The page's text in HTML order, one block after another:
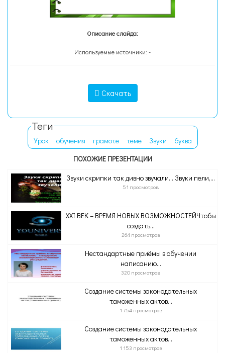
Описание слайда:
Используемые источники: -
Скачать
Теги
Урок обучения грамоте теме Звуки
буква
ПОХОЖИЕ ПРЕЗЕНТАЦИИ
Звуки скрипки так дивно звучали… Звуки пели,...
51 просмотров
ХХI ВЕК – ВРЕМЯ НОВЫХ ВОЗМОЖНОСТЕЙЧтобы
создать...
264 просмотров
Нестандартные приёмы в обучении
написанию...
320 просмотров
Создание системы законодательных
таможенных актов...
1 754 просмотров
Создание системы законодательных
таможенных актов...
1 153 просмотров